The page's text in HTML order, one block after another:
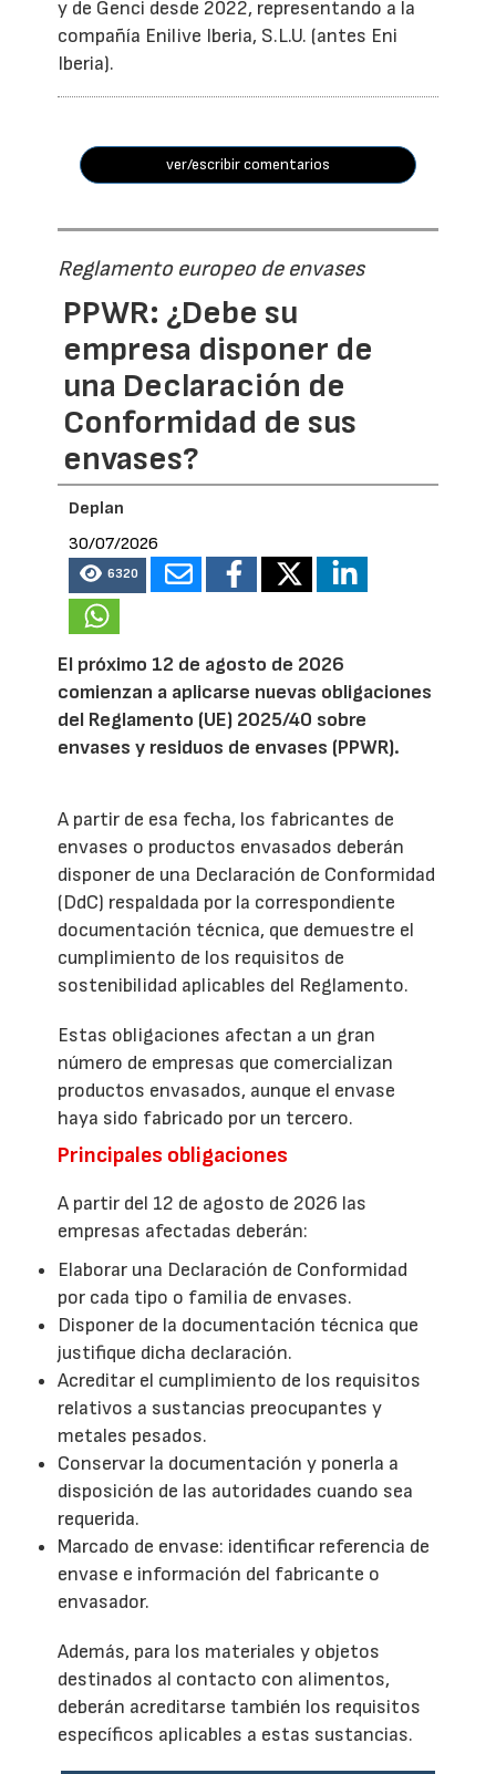
y de Genci desde 2022, representando a la
compañía Enilive Iberia, S.L.U. (antes Eni
Iberia).
ver/escribir comentarios
Reglamento europeo de envases
PPWR: ¿Debe su
empresa disponer de
una Declaración de
Conformidad de sus
envases?
Deplan
30/07/2026
6320
El próximo 12 de agosto de 2026
comienzan a aplicarse nuevas obligaciones
del Reglamento (UE) 2025/40 sobre
envases y residuos de envases (PPWR).
A partir de esa fecha, los fabricantes de
envases o productos envasados deberán
disponer de una Declaración de Conformidad
(DdC) respaldada por la correspondiente
documentación técnica, que demuestre el
cumplimiento de los requisitos de
sostenibilidad aplicables del Reglamento.
Estas obligaciones afectan a un gran
número de empresas que comercializan
productos envasados, aunque el envase
haya sido fabricado por un tercero.
Principales obligaciones
A partir del 12 de agosto de 2026 las
empresas afectadas deberán:
Elaborar una Declaración de Conformidad
por cada tipo o familia de envases.
Disponer de la documentación técnica que
justifique dicha declaración.
Acreditar el cumplimiento de los requisitos
relativos a sustancias preocupantes y
metales pesados.
Conservar la documentación y ponerla a
disposición de las autoridades cuando sea
requerida.
Marcado de envase: identificar referencia de
envase e información del fabricante o
envasador.
Además, para los materiales y objetos
destinados al contacto con alimentos,
deberán acreditarse también los requisitos
específicos aplicables a estas sustancias.